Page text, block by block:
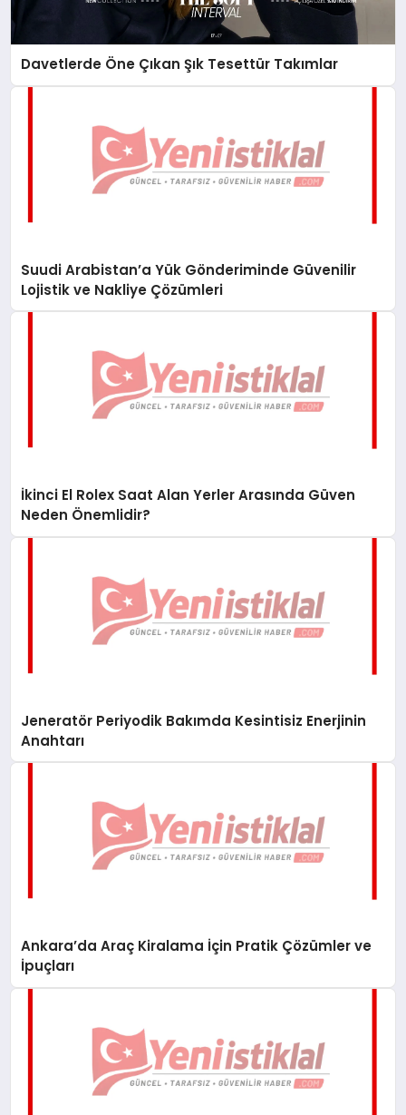
Davetlerde Öne Çıkan Şık Tesettür Takımlar
Suudi Arabistan’a Yük Gönderiminde Güvenilir
Lojistik ve Nakliye Çözümleri
İkinci El Rolex Saat Alan Yerler Arasında Güven
Neden Önemlidir?
Jeneratör Periyodik Bakımda Kesintisiz Enerjinin
Anahtarı
Ankara’da Araç Kiralama İçin Pratik Çözümler ve
İpuçları